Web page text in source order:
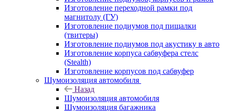
Изготовление переходной рамки под
магнитолу (ГУ)
Изготовление подиумов под пищалки
(твитеры)
Изготовление подиумов под акустику в авто
Изготовление корпуса сабвуфера стелс
(Stealth)
Изготовление корпусов под сабвуфер
Шумоизоляция автомобиля
Назад
Шумоизоляция автомобиля
Шумоизоляция багажника